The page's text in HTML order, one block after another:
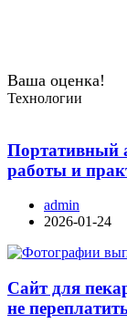
Ваша оценка!
Технологии
Портативный
работы и
admin
2026-01-24
Сайт для
не